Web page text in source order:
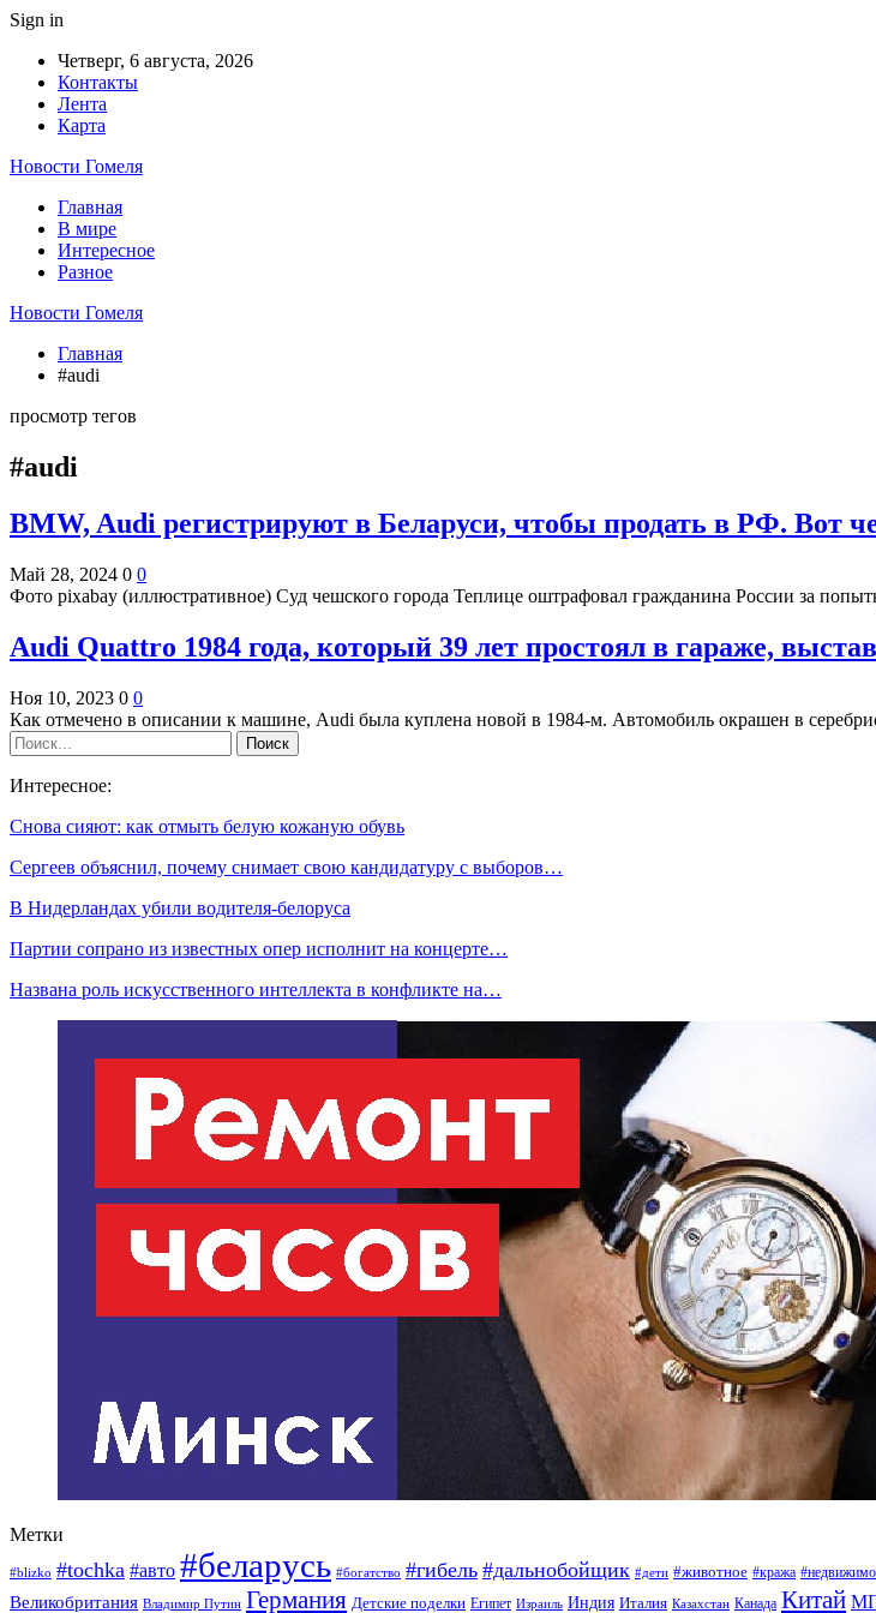
Sign in
Четверг, 6 августа, 2026
Контакты
Лента
Карта
Новости Гомеля
Главная
В мире
Интересное
Разное
Новости Гомеля
Главная
#audi
просмотр тегов
#audi
BMW, Audi регистрируют в Беларуси, чтобы продать в РФ. Вот
Май 28, 2024 0 0
Фото pixabay (иллюстративное) Суд чешского города Теплице оштрафовал гражданина России за
Audi Quattro 1984 года, который 39 лет простоял в гараже,
Ноя 10, 2023 0 0
Как отмечено в описании к машине, Audi была куплена новой в 1984-м. Автомобиль окрашен в
Интересное:
Снова сияют: как отмыть белую кожаную обувь
Сергеев объяснил, почему снимает свою кандидатуру с выборов…
В Нидерландах убили водителя-белоруса
Партии сопрано из известных опер исполнит на концерте…
Названа роль искусственного интеллекта в конфликте на…
Метки
#blizko #tochka #авто #беларусь #богатство #гибель #дальнобойщик #дети #животное #кража
Великобритания Владимир Путин Германия Детские поделки Египет Израиль Индия Италия Казахстан Канада Китай